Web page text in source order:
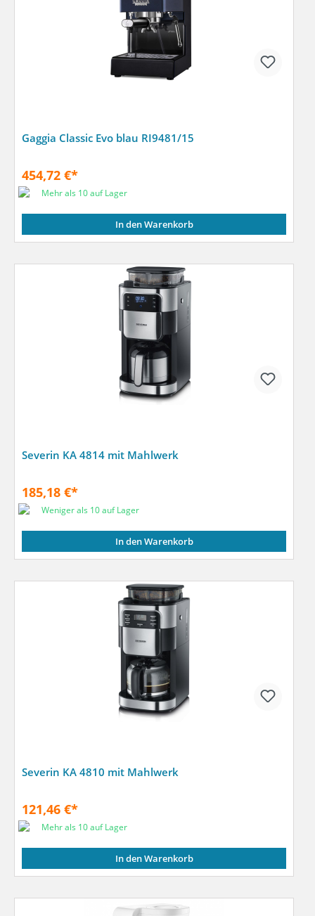
Gaggia Classic Evo blau RI9481/15
454,72 €*
Mehr als 10 auf Lager
In den Warenkorb
Severin KA 4814 mit Mahlwerk
185,18 €*
Weniger als 10 auf Lager
In den Warenkorb
Severin KA 4810 mit Mahlwerk
121,46 €*
Mehr als 10 auf Lager
In den Warenkorb